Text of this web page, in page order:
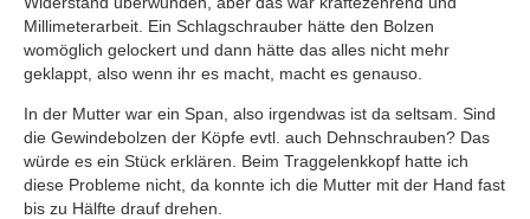
Millimeterarbeit. Ein Schlagschrauber hätte den Bolzen
womöglich gelockert und dann hätte das alles nicht mehr
geklappt, also wenn ihr es macht, macht es genauso.
In der Mutter war ein Span, also irgendwas ist da seltsam. Sind
die Gewindebolzen der Köpfe evtl. auch Dehnschrauben? Das
würde es ein Stück erklären. Beim Traggelenkkopf hatte ich
diese Probleme nicht, da konnte ich die Mutter mit der Hand fast
bis zu Hälfte drauf drehen.